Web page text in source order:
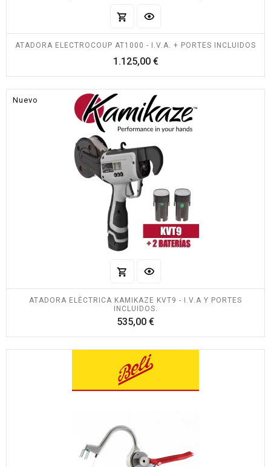
ATADORA ELECTROCOUP AT1000 - I.V.A. + PORTES INCLUIDOS
1.125,00 €Precio
Nuevo
ATADORA ELÉCTRICA KAMIKAZE KVT9 - I.V.A Y PORTES
INCLUIDOS.
535,00 €Precio